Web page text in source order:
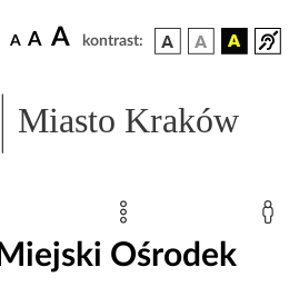
A A A kontrast:
Miasto Kraków
Ośrodek